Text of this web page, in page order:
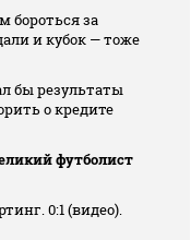
бороться за
и кубок — тоже
бы результаты
о кредите
футболист
0:1 (видео).